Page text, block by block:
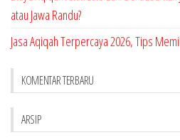
atau Jawa Randu?
Jasa Aqiqah Terpercaya 2026, Tips
KOMENTAR TERBARU
ARSIP